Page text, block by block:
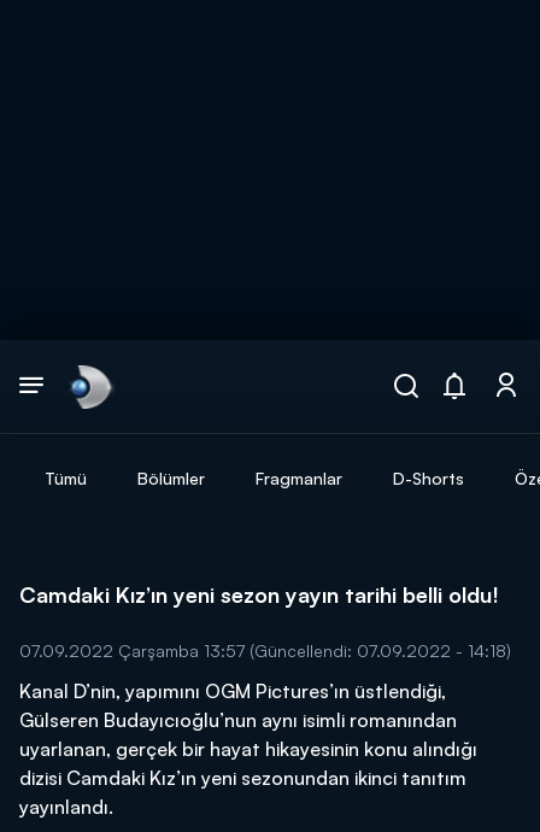
Tümü Bölümler Fragmanlar D-Shorts
Camdaki Kız’ın yeni sezon yayın tarihi belli oldu!
07.09.2022 Çarşamba 13:57 (Güncellendi: 07.09.2022 - 14:18)
Kanal D’nin, yapımını OGM Pictures’ın üstlendiği,
Gülseren Budayıcıoğlu’nun aynı isimli romanından
uyarlanan, gerçek bir hayat hikayesinin konu alındığı
dizisi Camdaki Kız’ın yeni sezonundan ikinci tanıtım
yayınlandı.